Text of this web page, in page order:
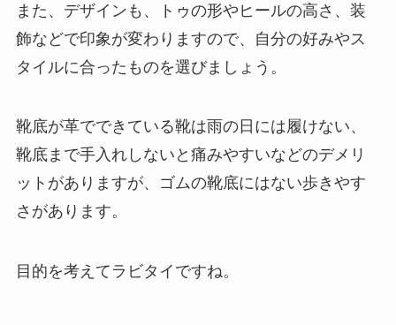
また、デザインも、トゥの形やヒールの高さ、装
飾などで印象が変わりますので、自分の好みやス
タイルに合ったものを選びましょう。
靴底が革でできている靴は雨の日には履けない、
靴底まで手入れしないと痛みやすいなどのデメリ
ットがありますが、ゴムの靴底にはない歩きやす
さがあります。
目的を考えてラビタイですね。